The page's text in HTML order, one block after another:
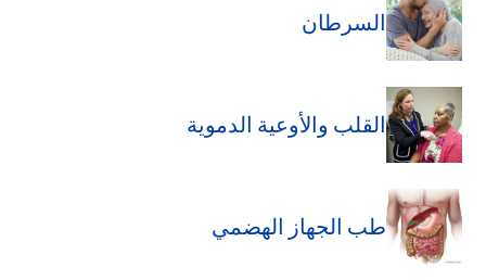
السرطان
القلب والأوعية الدموية
طب الجهاز الهضمي